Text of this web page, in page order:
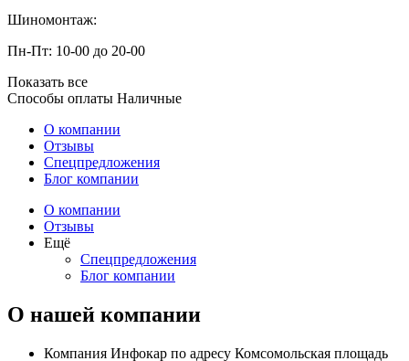
Шиномонтаж:
Пн-Пт: 10-00 до 20-00
Показать все
Способы оплаты Наличные
О компании
Отзывы
Спецпредложения
Блог компании
О компании
Отзывы
Ещё
Спецпредложения
Блог компании
О нашей компании
Компания Инфокар по адресу Комсомольская площадь